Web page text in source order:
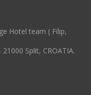
Hotel team ( Filip,
Split, CROATIA.